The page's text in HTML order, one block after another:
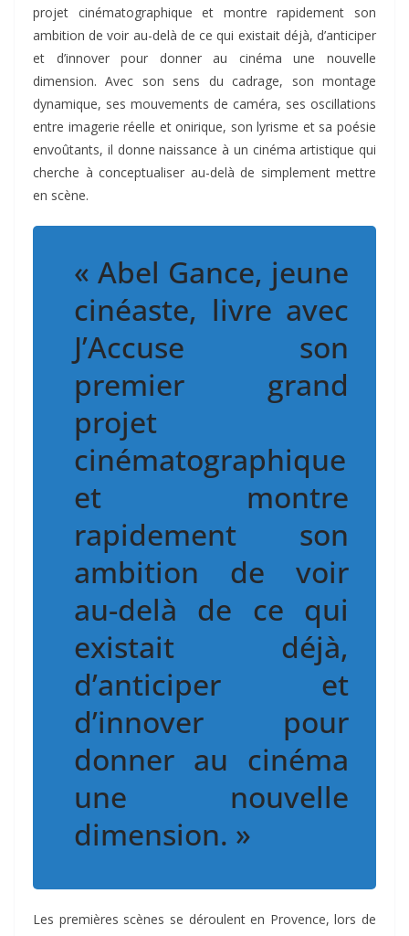
projet cinématographique et montre rapidement son
ambition de voir au-delà de ce qui existait déjà, d’anticiper
et d’innover pour donner au cinéma une nouvelle
dimension. Avec son sens du cadrage, son montage
dynamique, ses mouvements de caméra, ses oscillations
entre imagerie réelle et onirique, son lyrisme et sa poésie
envoûtants, il donne naissance à un cinéma artistique qui
cherche à conceptualiser au-delà de simplement mettre
en scène.
« Abel Gance, jeune
cinéaste, livre avec
J’Accuse son
premier grand
projet
cinématographique
et montre
rapidement son
ambition de voir
au-delà de ce qui
existait déjà,
d’anticiper et
d’innover pour
donner au cinéma
une nouvelle
dimension. »
Les premières scènes se déroulent en Provence, lors de